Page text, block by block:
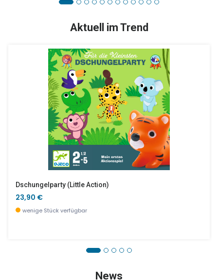
Aktuell im Trend
Dschungelparty (little Action)
23,90 €
wenige Stück verfügbar
News